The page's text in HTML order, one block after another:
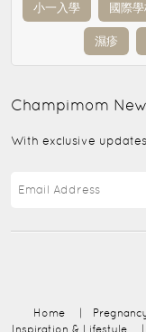
小一入學 國際
濕疹
Champimom
With exclusive
Home
Inspiration & Lifestyle